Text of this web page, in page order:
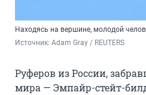
Находясь на вершине, молодой
Источник: Adam Gray / REUTERS
Руферов из России,
мира — Эмпайр-стейт-